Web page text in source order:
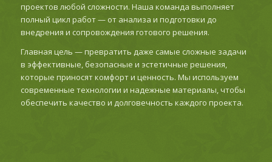
проектов любой сложности. Наша команда выполняет
полный цикл работ — от анализа и подготовки до
внедрения и сопровождения готового решения.
Главная цель — превратить даже самые сложные задачи
в эффективные, безопасные и эстетичные решения,
которые приносят комфорт и ценность. Мы используем
современные технологии и надежные материалы, чтобы
обеспечить качество и долговечность каждого проекта.